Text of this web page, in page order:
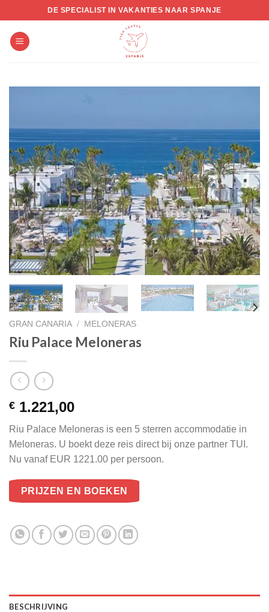
to
content
DE SPECIALIST IN VAKANTIES NAAR SPANJE
GRAN CANARIA / MELONERAS
Riu Palace Meloneras
€ 1.221,00
Riu Palace Meloneras is een 5 sterren accommodatie in
Meloneras. U boekt deze reis direct bij onze partner TUI.
Nu vanaf EUR 1221.00 per persoon.
PRIJZEN EN BOEKEN
BESCHRIJVING